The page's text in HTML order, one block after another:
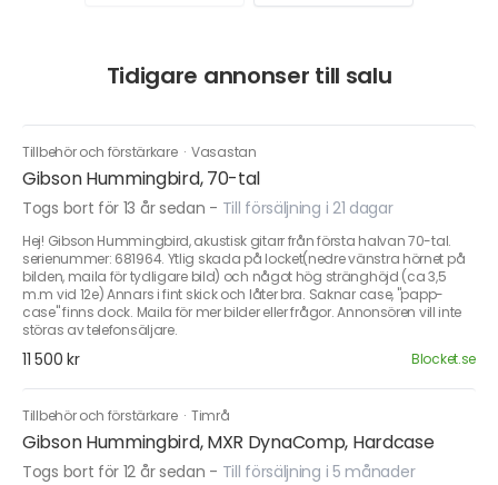
Tidigare annonser till salu
Tillbehör och förstärkare ·Vasastan
Gibson Hummingbird, 70-tal
Togs bort för 13 år sedan - Till försäljning i 21 dagar
Hej! Gibson Hummingbird, akustisk gitarr från första halvan 70-tal.
serienummer: 681964. Ytlig skada på locket(nedre vänstra hörnet på
bilden, maila för tydligare bild) och något hög stränghöjd (ca 3,5
m.m vid 12e) Annars i fint skick och låter bra. Saknar case, "papp-
case" finns dock. Maila för mer bilder eller frågor. Annonsören vill inte
störas av telefonsäljare.
11 500 kr Blocket.se
Tillbehör och förstärkare ·Timrå
Gibson Hummingbird, MXR DynaComp, Hardcase
Togs bort för 12 år sedan - Till försäljning i 5 månader